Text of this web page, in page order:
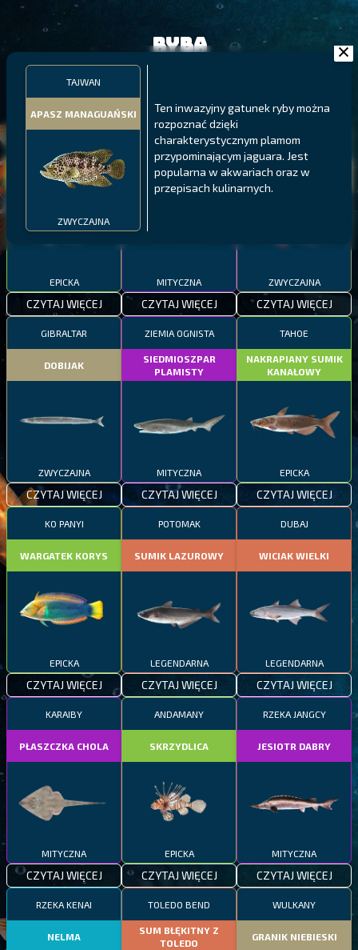
TAJWAN
APASZ MANAGUAŃSKI
ZWYCZAJNA
Ten inwazyjny gatunek ryby można
rozpoznać dzięki
charakterystycznym plamom
przypominającym jaguara. Jest
popularna w akwariach oraz w
przepisach kulinarnych.
Ryba
PYSZCZAK ZACHODNI
EPICKA
CZYTAJ WIĘCEJ
PÓŁNOCNE FIORDY
LING
MITYCZNA
CZYTAJ WIĘCEJ
WYSPY GALAPAGOS
BODIAN
ZWYCZAJNA
CZYTAJ WIĘCEJ
GIBRALTAR
DOBIJAK
ZWYCZAJNA
CZYTAJ WIĘCEJ
ZIEMIA OGNISTA
SIEDMIOSZPAR
PLAMISTY
MITYCZNA
CZYTAJ WIĘCEJ
TAHOE
NAKRAPIANY SUMIK
KANAŁOWY
EPICKA
CZYTAJ WIĘCEJ
KO PANYI
WARGATEK KORYS
EPICKA
CZYTAJ WIĘCEJ
POTOMAK
SUMIK LAZUROWY
LEGENDARNA
CZYTAJ WIĘCEJ
DUBAJ
WICIAK WIELKI
LEGENDARNA
CZYTAJ WIĘCEJ
KARAIBY
PŁASZCZKA CHOLA
MITYCZNA
CZYTAJ WIĘCEJ
ANDAMANY
SKRZYDLICA
EPICKA
CZYTAJ WIĘCEJ
RZEKA JANGCY
JESIOTR DABRY
MITYCZNA
CZYTAJ WIĘCEJ
RZEKA KENAI
NELMA
TOLEDO BEND
SUM BŁĘKITNY Z
TOLEDO
WULKANY
GRANIK NIEBIESKI